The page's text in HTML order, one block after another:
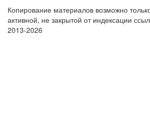
Копирование материалов возможно
активной, не закрытой от индексации
2013-2026